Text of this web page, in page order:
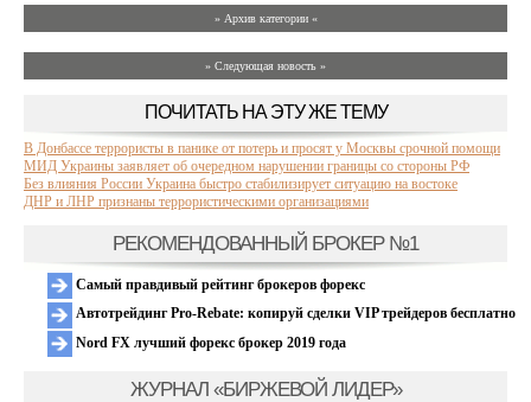
» Архив категории «
» Следующая новость »
ПОЧИТАТЬ НА ЭТУ ЖЕ ТЕМУ
В Донбассе террористы в панике от потерь и просят у Москвы срочной помощи
МИД Украины заявляет об очередном нарушении границы со стороны РФ
Без влияния России Украина быстро стабилизирует ситуацию на востоке
ДНР и ЛНР признаны террористическими организациями
РЕКОМЕНДОВАННЫЙ БРОКЕР №1
Самый правдивый рейтинг брокеров форекс
Автотрейдинг Pro-Rebate: копируй сделки VIP трейдеров бесплатно
Nord FX лучший форекс брокер 2019 года
ЖУРНАЛ «БИРЖЕВОЙ ЛИДЕР»